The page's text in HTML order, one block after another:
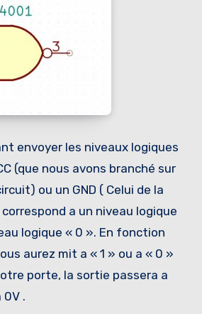
envoyer les niveaux logiques
(que nous avons branché sur
ou un GND ( Celui de la
correspond a un niveau logique
logique « 0 ». En fonction
aurez mit a « 1 » ou a « 0 »
porte, la sortie passera a
0V .